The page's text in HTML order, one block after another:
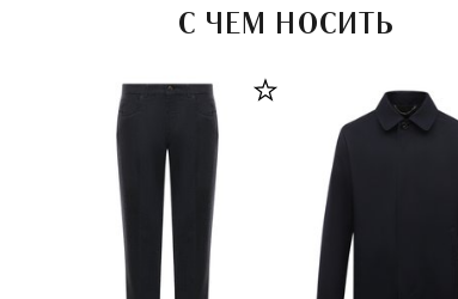
С ЧЕМ НОСИТЬ